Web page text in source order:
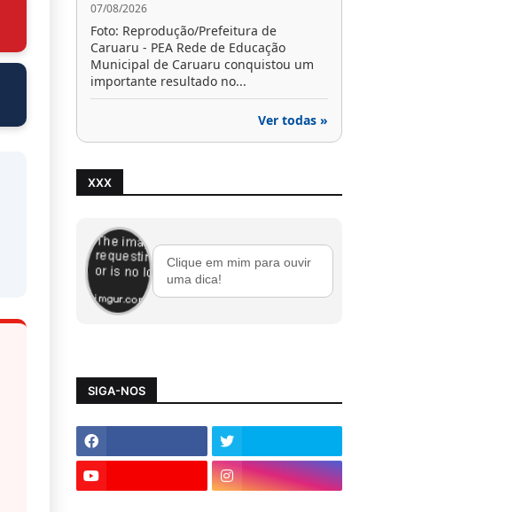
07/08/2026
Foto: Reprodução/Prefeitura de
Caruaru - PEA Rede de Educação
Municipal de Caruaru conquistou um
importante resultado no...
Ver todas »
XXX
Clique em mim para ouvir
uma dica!
SIGA-NOS